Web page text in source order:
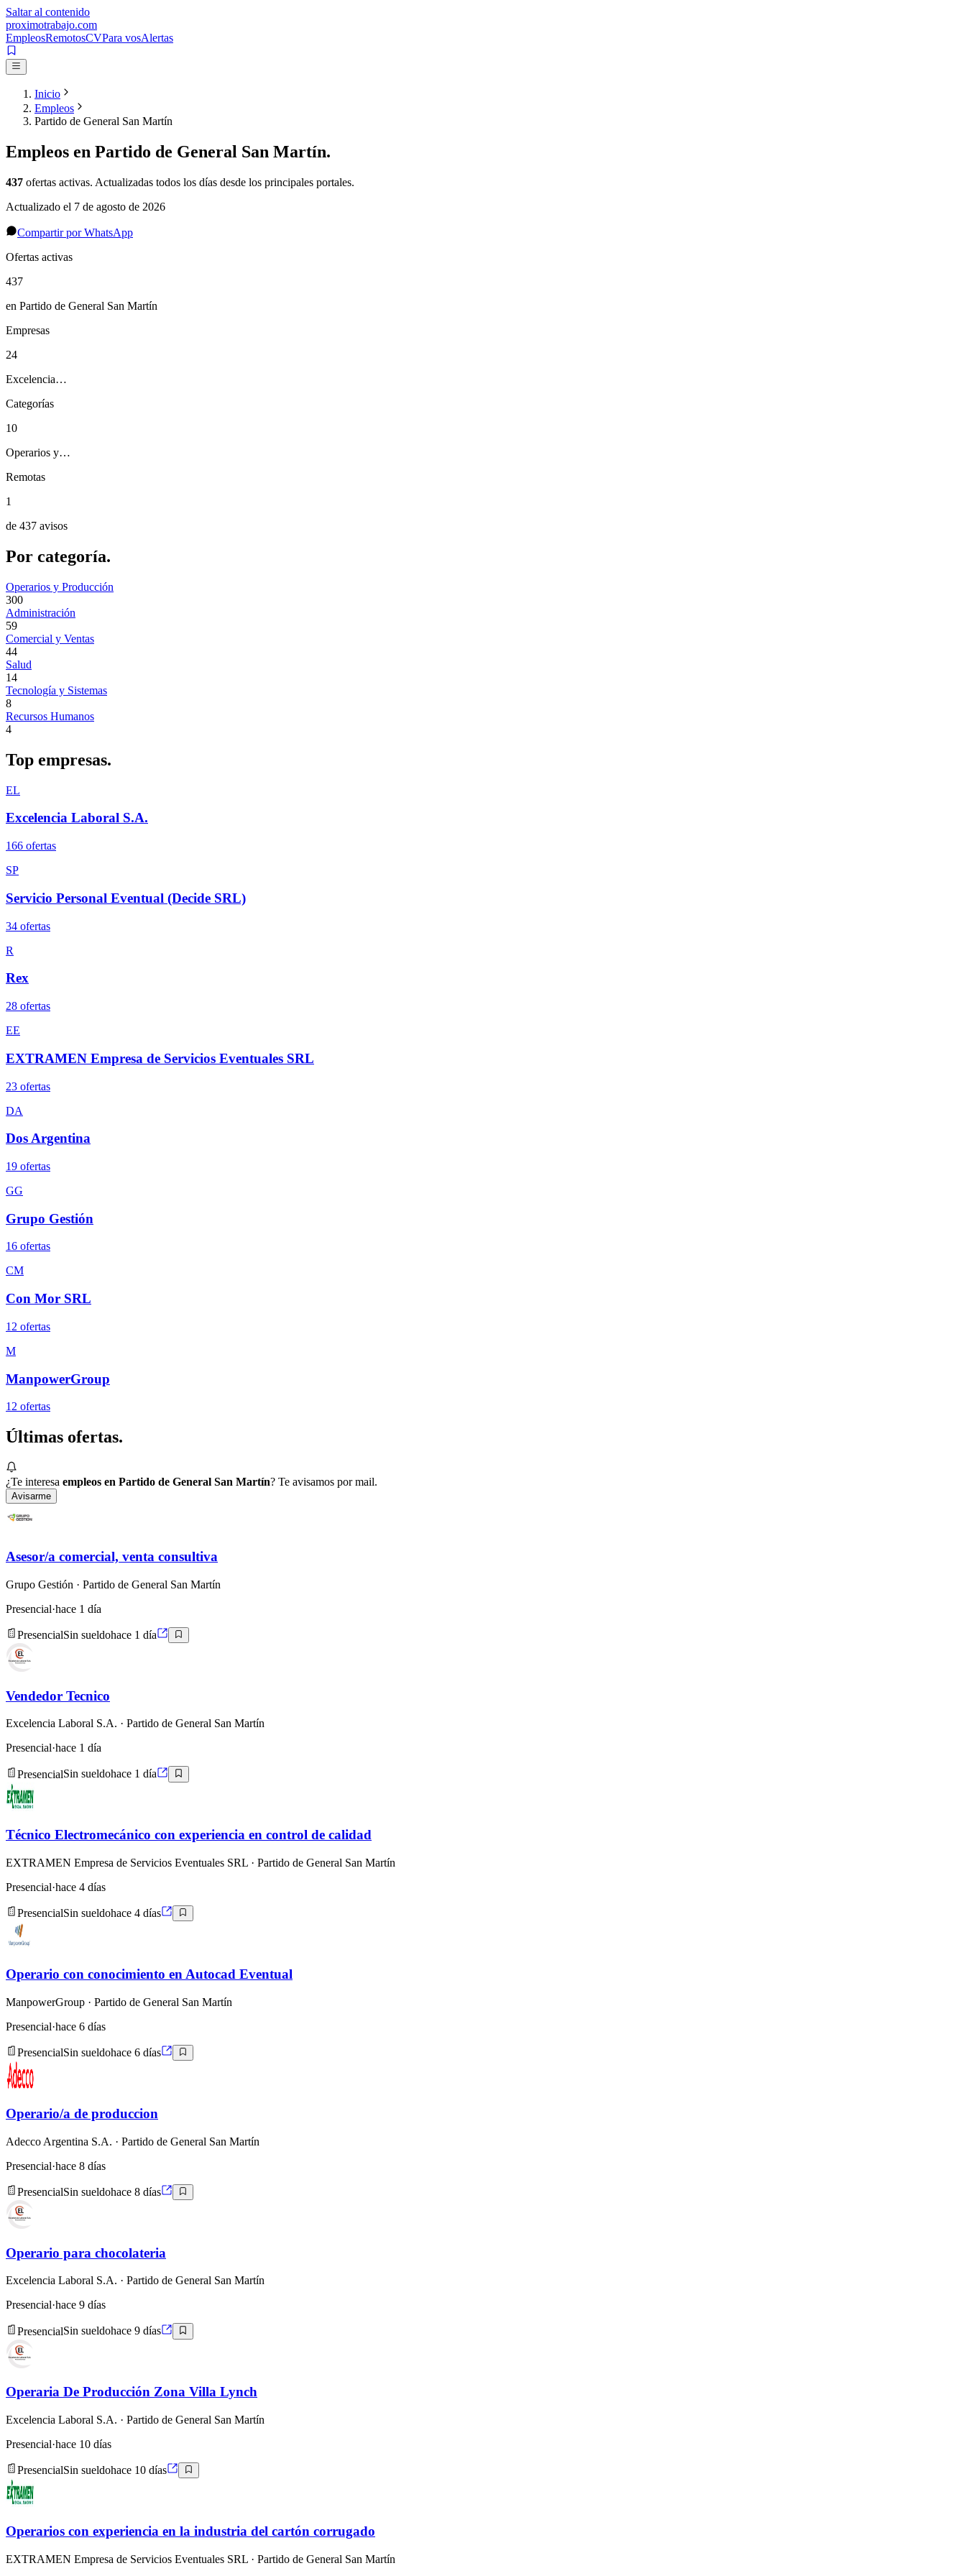
Saltar al contenido
proximotrabajo.com
EmpleosRemotosCVPara vosAlertas
Inicio
Empleos
Partido de General San Martín
Empleos en Partido de General San Martín.
437 ofertas activas. Actualizadas todos los días desde los principales portales.
Actualizado el 7 de agosto de 2026
Compartir por WhatsApp
Ofertas activas
437
en Partido de General San Martín
Empresas
24
Excelencia…
Categorías
10
Operarios y…
Remotas
1
de 437 avisos
Por categoría.
Operarios y Producción
300
Administración
59
Comercial y Ventas
44
Salud
14
Tecnología y Sistemas
8
Recursos Humanos
4
Top empresas.
EL
Excelencia Laboral S.A.
166 ofertas
SP
Servicio Personal Eventual (Decide SRL)
34 ofertas
R
Rex
28 ofertas
EE
EXTRAMEN Empresa de Servicios Eventuales SRL
23 ofertas
DA
Dos Argentina
19 ofertas
GG
Grupo Gestión
16 ofertas
CM
Con Mor SRL
12 ofertas
M
ManpowerGroup
12 ofertas
Últimas ofertas.
¿Te interesa empleos en Partido de General San Martín? Te avisamos por mail.
Avisarme
Asesor/a comercial, venta consultiva
Grupo Gestión · Partido de General San Martín
Presencial·hace 1 día
PresencialSin sueldohace 1 día
Vendedor Tecnico
Excelencia Laboral S.A. · Partido de General San Martín
Presencial·hace 1 día
PresencialSin sueldohace 1 día
Técnico Electromecánico con experiencia en control de calidad
EXTRAMEN Empresa de Servicios Eventuales SRL · Partido de General San Martín
Presencial·hace 4 días
PresencialSin sueldohace 4 días
Operario con conocimiento en Autocad Eventual
ManpowerGroup · Partido de General San Martín
Presencial·hace 6 días
PresencialSin sueldohace 6 días
Operario/a de produccion
Adecco Argentina S.A. · Partido de General San Martín
Presencial·hace 8 días
PresencialSin sueldohace 8 días
Operario para chocolateria
Excelencia Laboral S.A. · Partido de General San Martín
Presencial·hace 9 días
PresencialSin sueldohace 9 días
Operaria De Producción Zona Villa Lynch
Excelencia Laboral S.A. · Partido de General San Martín
Presencial·hace 10 días
PresencialSin sueldohace 10 días
Operarios con experiencia en la industria del cartón corrugado
EXTRAMEN Empresa de Servicios Eventuales SRL · Partido de General San Martín